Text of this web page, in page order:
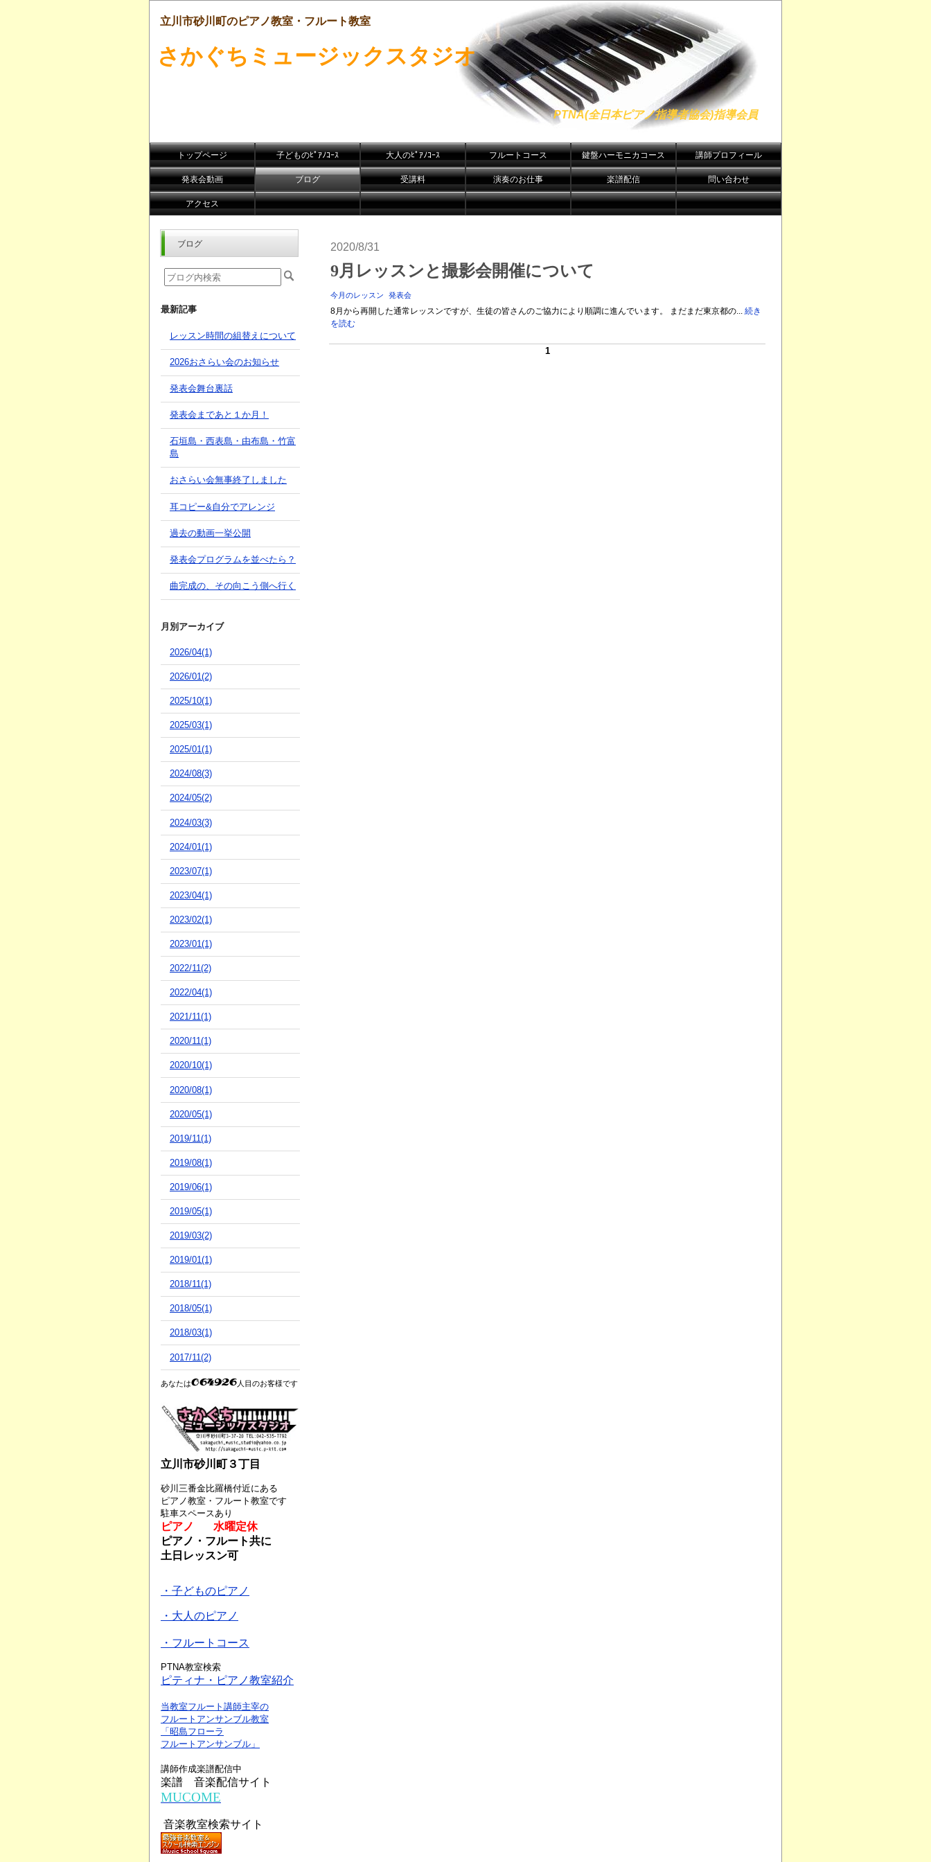
立川市砂川町のピアノ教室・フルート教室
さかぐちミュージックスタジオ
PTNA(全日本ピアノ指導者協会)指導会員
トップページ 子どものﾋﾟｱﾉｺｰｽ 大人のﾋﾟｱﾉｺｰｽ フルートコース 鍵盤ハーモニカコース 講師プロフィール
発表会動画 ブログ 受講料 演奏のお仕事 楽譜配信 問い合わせ
アクセス
2020/8/31
9月レッスンと撮影会開催について
今月のレッスン 発表会
8月から再開した通常レッスンですが、生徒の皆さんのご協力により順調に進んでいます。 まだまだ東京都の... 続き
を読む
1
ブログ
最新記事
レッスン時間の組替えについて
2026おさらい会のお知らせ
発表会舞台裏話
発表会まであと１か月！
石垣島・西表島・由布島・竹富
島
おさらい会無事終了しました
耳コピー&自分でアレンジ
過去の動画一挙公開
発表会プログラムを並べたら？
曲完成の、その向こう側へ行く
月別アーカイブ
2026/04(1)
2026/01(2)
2025/10(1)
2025/03(1)
2025/01(1)
2024/08(3)
2024/05(2)
2024/03(3)
2024/01(1)
2023/07(1)
2023/04(1)
2023/02(1)
2023/01(1)
2022/11(2)
2022/04(1)
2021/11(1)
2020/11(1)
2020/10(1)
2020/08(1)
2020/05(1)
2019/11(1)
2019/08(1)
2019/06(1)
2019/05(1)
2019/03(2)
2019/01(1)
2018/11(1)
2018/05(1)
2018/03(1)
2017/11(2)
あなたは 人目のお客様です
立川市砂川町３丁目
砂川三番金比羅橋付近にある
ピアノ教室・フルート教室です
駐車スペースあり
ピアノ 水曜定休
ピアノ・フルート共に
土日レッスン可
・子どものピアノ
・大人のピアノ
・フルートコース
PTNA教室検索
ピティナ・ピアノ教室紹介
当教室フルート講師主宰の
フルートアンサンブル教室
「昭島フローラ
フルートアンサンブル」
講師作成楽譜配信中
楽譜 音楽配信サイト
MUCOME
音楽教室検索サイト